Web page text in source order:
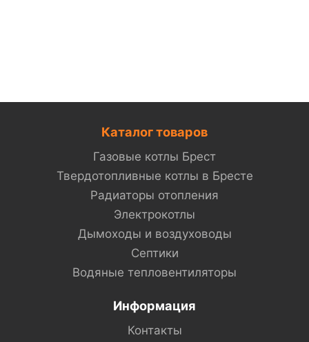
Каталог товаров
Газовые котлы Брест
Твердотопливные котлы в Бресте
Радиаторы отопления
Электрокотлы
Дымоходы и воздуховоды
Септики
Водяные тепловентиляторы
Информация
Контакты